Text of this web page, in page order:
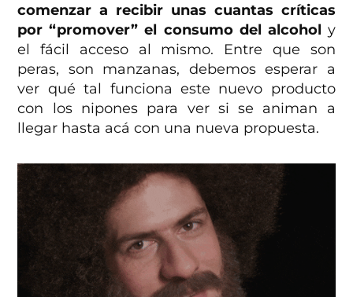
comenzar a recibir unas cuantas críticas
por “promover” el consumo del alcoholy
el fácil acceso al mismo. Entre que son
peras, son manzanas, debemos esperar a
ver qué tal funciona este nuevo producto
con los nipones para ver si se animan a
llegar hasta acá con una nueva propuesta.